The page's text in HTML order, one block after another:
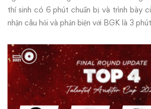
thí sinh có 6 phút chuẩn bị và trình bày
nhận câu hỏi và phản biện với BGK là 3